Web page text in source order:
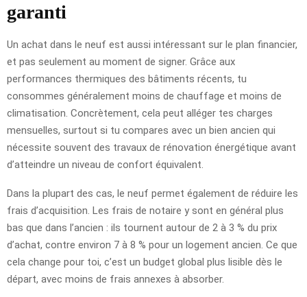
garanti
Un achat dans le neuf est aussi intéressant sur le plan financier,
et pas seulement au moment de signer. Grâce aux
performances thermiques des bâtiments récents, tu
consommes généralement moins de chauffage et moins de
climatisation. Concrètement, cela peut alléger tes charges
mensuelles, surtout si tu compares avec un bien ancien qui
nécessite souvent des travaux de rénovation énergétique avant
d’atteindre un niveau de confort équivalent.
Dans la plupart des cas, le neuf permet également de réduire les
frais d’acquisition. Les frais de notaire y sont en général plus
bas que dans l’ancien : ils tournent autour de 2 à 3 % du prix
d’achat, contre environ 7 à 8 % pour un logement ancien. Ce que
cela change pour toi, c’est un budget global plus lisible dès le
départ, avec moins de frais annexes à absorber.